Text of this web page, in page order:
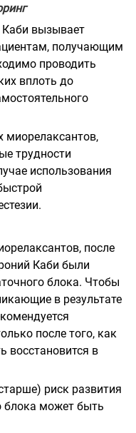
Каби вызывает
получающим
проводить
вплоть до
миорелаксантов,
трудности
использования
после
Каби были
блока. Чтобы
в результате
после того, как
восстановится в
риск развития
блока может быть